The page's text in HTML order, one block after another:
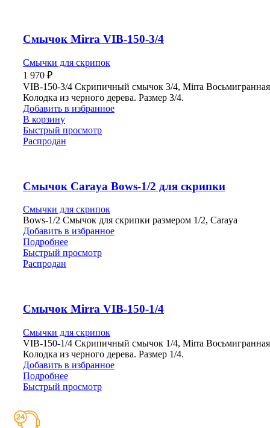
Смычок Mirra VIB-150-3/4
Смычки для скрипок
1 970 ₽
VIB-150-3/4 Скрипичный смычок 3/4, Mirra Восьмигранная
Колодка из черного дерева. Размер 3/4.
Добавить в избранное
В корзину
Быстрый просмотр
Распродан
Смычок Carayа Bows-1/2 для скрипки
Смычки для скрипок
Bows-1/2 Смычок для скрипки размером 1/2, Carayа
Добавить в избранное
Подробнее
Быстрый просмотр
Распродан
Смычок Mirra VIB-150-1/4
Смычки для скрипок
VIB-150-1/4 Скрипичный смычок 1/4, Mirra Восьмигранная
Колодка из черного дерева. Размер 1/4.
Добавить в избранное
Подробнее
Быстрый просмотр